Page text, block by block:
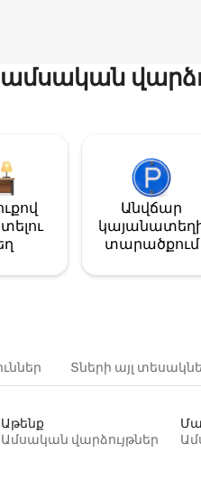
Անվճար
տարածքում
Տների այլ
Աթենք
Ամսական վարձույթներ